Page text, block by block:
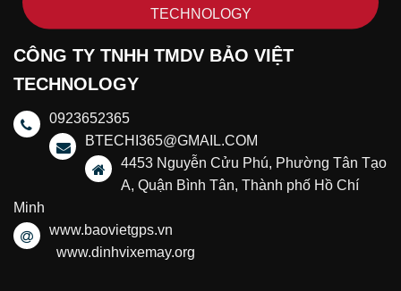
TECHNOLOGY
CÔNG TY TNHH TMDV BẢO VIỆT
TECHNOLOGY
0923652365
BTECHI365@GMAIL.COM
4453 Nguyễn Cửu Phú, Phường Tân Tạo
A, Quận Bình Tân, Thành phố Hồ Chí
Minh
www.baovietgps.vn
www.dinhvixemay.org